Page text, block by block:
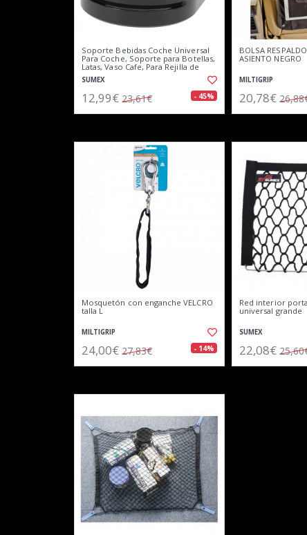
Soporte Bebidas Coche Universal
Para Coche, Soporte para Botellas,
Latas, Vaso Cafe, Para Rejilla de
Ventilación de Coche
SUMEX
12,99€ 23,61€ - 45%
BOLSA
ASIENTO NEGRO
MILTIGRIP
20,78€
Mosquetón con enganche VELCRO
talla L
MILTIGRIP
24,00€ 27,83€ - 14%
Red interior
universal grande
SUMEX
22,08€